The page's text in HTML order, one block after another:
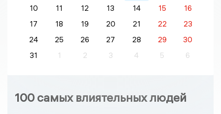
10
11 12 13 14 15
16
17
18 19 20 21 22
23
24
25 26 27 28 29
30
31
1 2 3 4 5 6
100 самых влиятельных людей